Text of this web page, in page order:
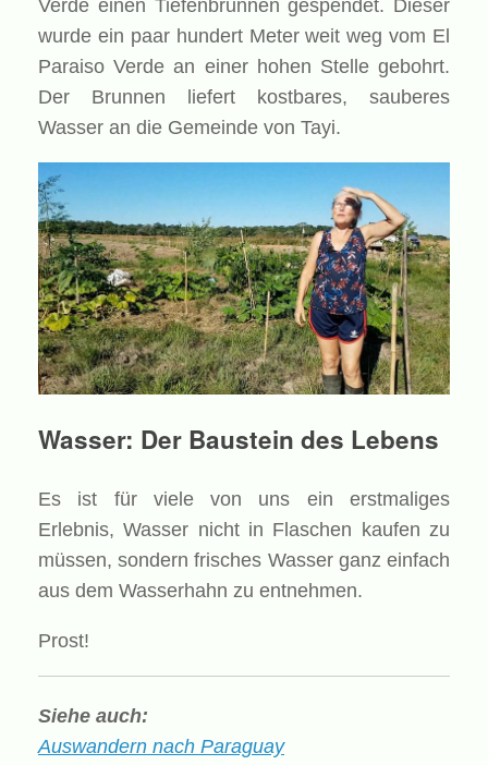
Verde einen Tiefenbrunnen gespendet. Dieser
wurde ein paar hundert Meter weit weg vom El
Paraiso Verde an einer hohen Stelle gebohrt.
Der Brunnen liefert kostbares, sauberes
Wasser an die Gemeinde von Tayi.
Wasser: Der Baustein des Lebens
Es ist für viele von uns ein erstmaliges
Erlebnis, Wasser nicht in Flaschen kaufen zu
müssen, sondern frisches Wasser ganz einfach
aus dem Wasserhahn zu entnehmen.
Prost!
Siehe auch:
Auswandern nach Paraguay